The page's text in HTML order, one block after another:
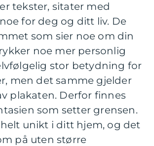
tekster, sitater med
for deg og ditt liv. De
som sier noe om din
noe mer personlig
stor betydning for
men det samme gjelder
plakaten. Derfor finnes
som setter grensen.
unikt i ditt hjem, og det
på uten større